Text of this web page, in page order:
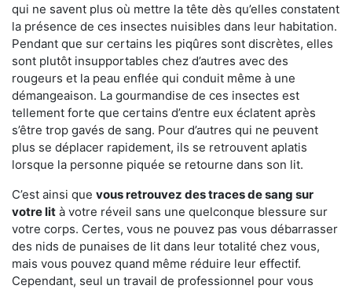
qui ne savent plus où mettre la tête dès qu’elles constatent
la présence de ces insectes nuisibles dans leur habitation.
Pendant que sur certains les piqûres sont discrètes, elles
sont plutôt insupportables chez d’autres avec des
rougeurs et la peau enflée qui conduit même à une
démangeaison. La gourmandise de ces insectes est
tellement forte que certains d’entre eux éclatent après
s’être trop gavés de sang. Pour d’autres qui ne peuvent
plus se déplacer rapidement, ils se retrouvent aplatis
lorsque la personne piquée se retourne dans son lit.
C’est ainsi que vous retrouvez des traces de sang sur
votre lit à votre réveil sans une quelconque blessure sur
votre corps. Certes, vous ne pouvez pas vous débarrasser
des nids de punaises de lit dans leur totalité chez vous,
mais vous pouvez quand même réduire leur effectif.
Cependant, seul un travail de professionnel pour vous